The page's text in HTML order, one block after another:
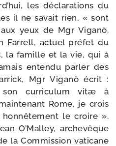
les décla­ra­tions du
il ne savait rien, « sont
yeux de Mgr Viganò.
Farrell, actuel pré­fet du
la famille et la vie, qui à
enten­du par­ler des
Mgr Viganò écrit :
cur­ri­cu­lum vitæ à
Rome, je crois
le croire ».
O’Malley, arche­vêque
la Commission vati­cane